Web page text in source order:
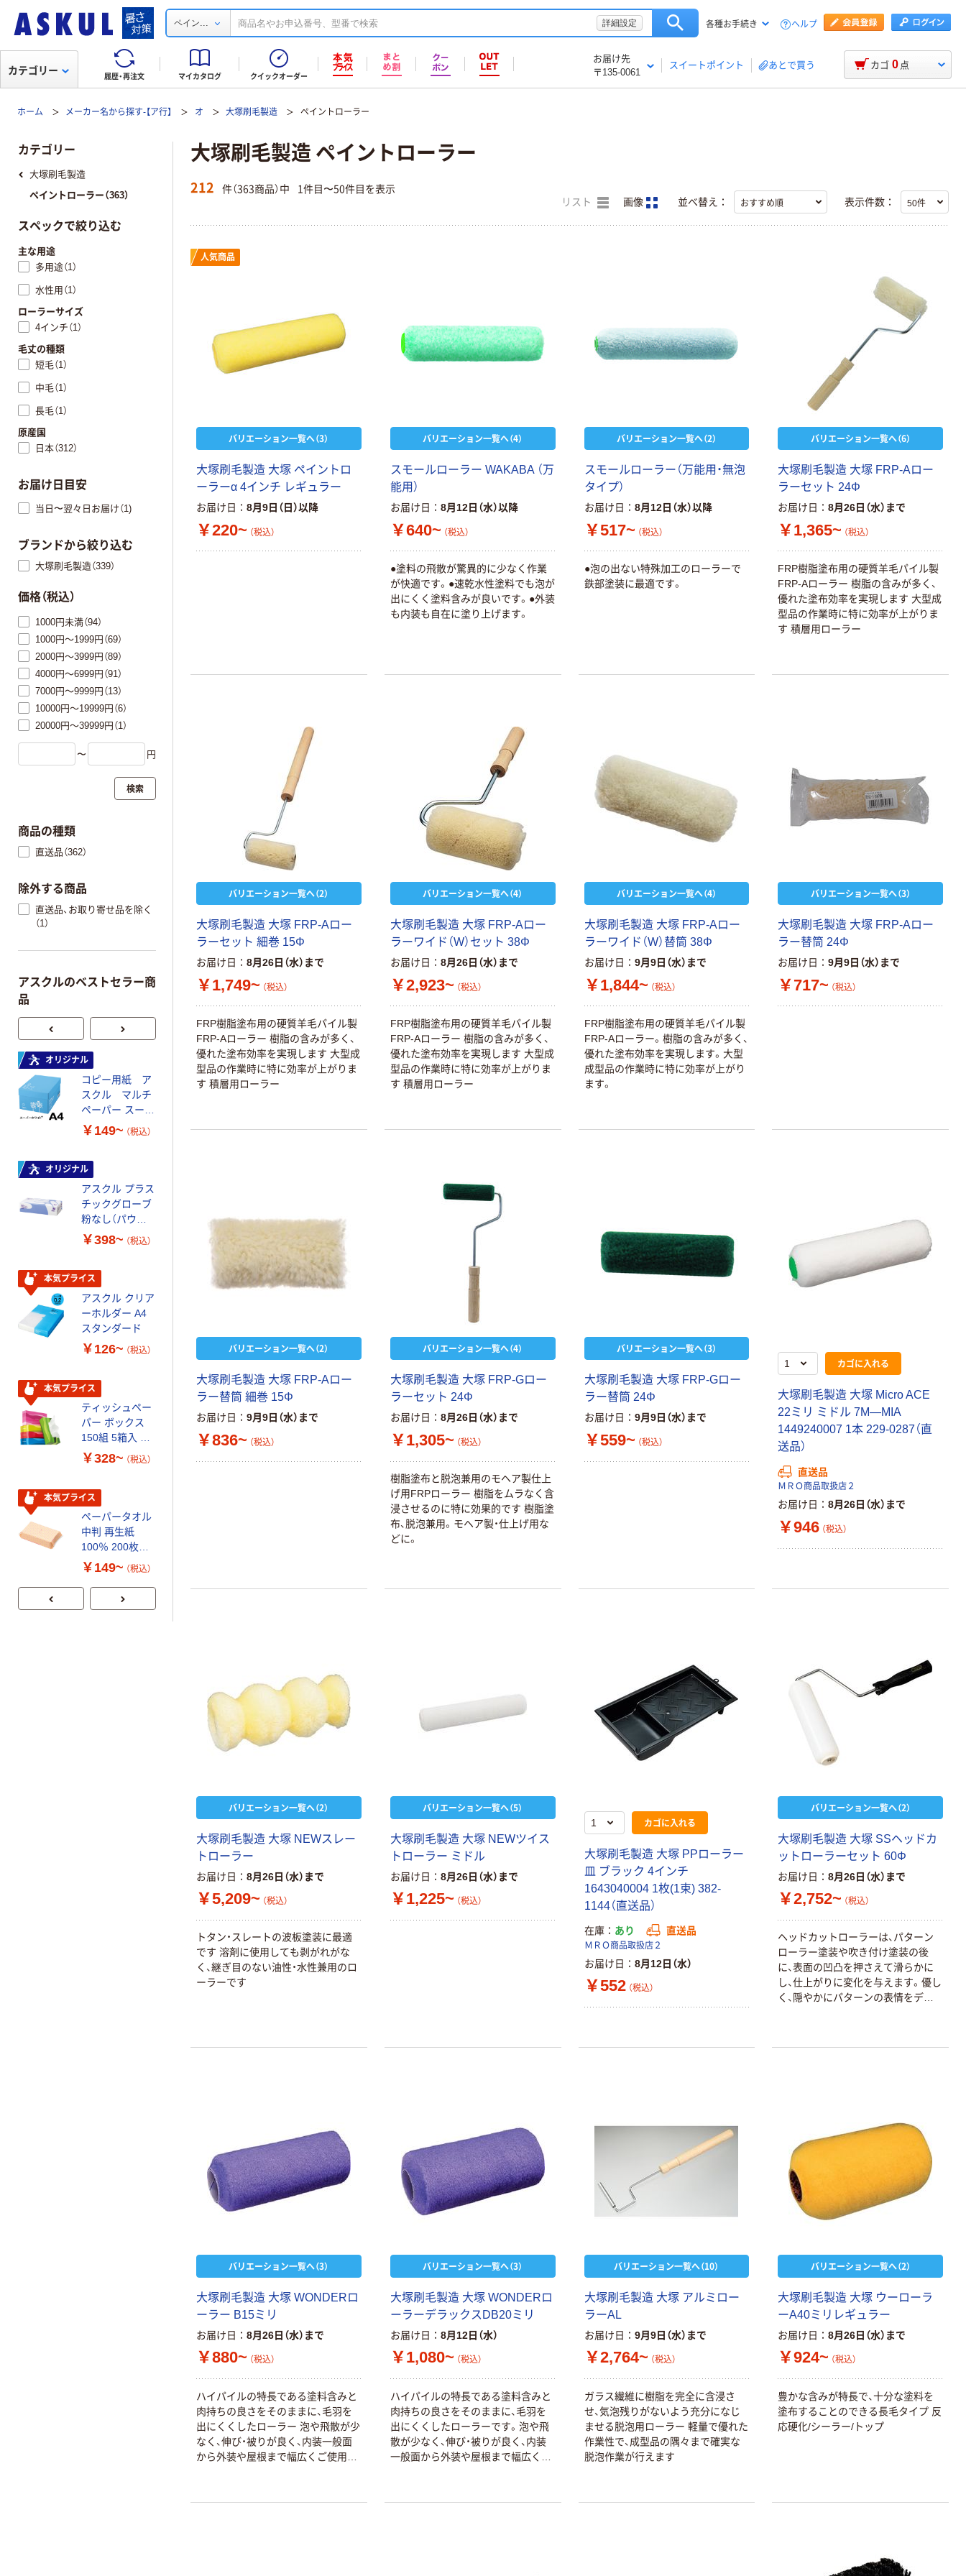
ペイン... 詳細設定 各種お手続き ヘルプ
履歴・再注文 マイカタログ クイックオーダー
お届け先
〒135-0061
スイートポイント あとで買う
カテゴリー カゴ 0 点
ホーム メーカー名から探す-【ア行】 オ 大塚刷毛製造 ペイントローラー
大塚刷毛製造 ペイントローラー
212 件（363商品）中 1件目〜50件目を表示
リスト 画像 並べ替え： 表示件数：
人気商品
バリエーション一覧へ（3）
大塚刷毛製造 大塚 ペイントロ
ーラーα 4インチ レギュラー
お届け日 8月9日（日）以降
￥220~ （税込）
バリエーション一覧へ（4）
スモールローラー WAKABA （万
能用）
お届け日 8月12日（水）以降
￥640~ （税込）
●塗料の飛散が驚異的に少なく作業
が快適です。●速乾水性塗料でも泡が
出にくく塗料含みが良いです。●外装
も内装も自在に塗り上げます。
バリエーション一覧へ（2）
スモールローラー（万能用・無泡
タイプ）
お届け日 8月12日（水）以降
￥517~ （税込）
●泡の出ない特殊加工のローラーで
鉄部塗装に最適です。
バリエーション一覧へ（6）
大塚刷毛製造 大塚 FRP-Aロー
ラーセット 24Φ
お届け日 8月26日（水）まで
￥1,365~ （税込）
FRP樹脂塗布用の硬質羊毛パイル製
FRP-Aローラー 樹脂の含みが多く、
優れた塗布効率を実現します 大型成
型品の作業時に特に効率が上がりま
す 積層用ローラー
バリエーション一覧へ（2）
大塚刷毛製造 大塚 FRP-Aロー
ラーセット 細巻 15Φ
お届け日 8月26日（水）まで
￥1,749~ （税込）
FRP樹脂塗布用の硬質羊毛パイル製
FRP-Aローラー 樹脂の含みが多く、
優れた塗布効率を実現します 大型成
型品の作業時に特に効率が上がりま
す 積層用ローラー
バリエーション一覧へ（4）
大塚刷毛製造 大塚 FRP-Aロー
ラーワイド（W）セット 38Φ
お届け日 8月26日（水）まで
￥2,923~ （税込）
FRP樹脂塗布用の硬質羊毛パイル製
FRP-Aローラー 樹脂の含みが多く、
優れた塗布効率を実現します 大型成
型品の作業時に特に効率が上がりま
す 積層用ローラー
バリエーション一覧へ（4）
大塚刷毛製造 大塚 FRP-Aロー
ラーワイド（W）替筒 38Φ
お届け日 9月9日（水）まで
￥1,844~ （税込）
FRP樹脂塗布用の硬質羊毛パイル製
FRP-Aローラー。樹脂の含みが多く、
優れた塗布効率を実現します。大型
成型品の作業時に特に効率が上がり
ます。
バリエーション一覧へ（3）
大塚刷毛製造 大塚 FRP-Aロー
ラー替筒 24Φ
お届け日 9月9日（水）まで
￥717~ （税込）
バリエーション一覧へ（2）
大塚刷毛製造 大塚 FRP-Aロー
ラー替筒 細巻 15Φ
お届け日 9月9日（水）まで
￥836~ （税込）
バリエーション一覧へ（4）
大塚刷毛製造 大塚 FRP-Gロー
ラーセット 24Φ
お届け日 8月26日（水）まで
￥1,305~ （税込）
樹脂塗布と脱泡兼用のモヘア製仕上
げ用FRPローラー 樹脂をムラなく含
浸させるのに特に効果的です 樹脂塗
布、脱泡兼用。モヘア製・仕上げ用な
どに。
バリエーション一覧へ（3）
大塚刷毛製造 大塚 FRP-Gロー
ラー替筒 24Φ
お届け日 9月9日（水）まで
￥559~ （税込）
カゴに入れる
大塚刷毛製造 大塚 Micro ACE
22ミリ ミドル 7M―MIA
1449240007 1本 229-0287（直
送品）
直送品
ＭＲＯ商品取扱店２
お届け日 8月26日（水）まで
￥946 （税込）
バリエーション一覧へ（2）
大塚刷毛製造 大塚 NEWスレー
トローラー
お届け日 8月26日（水）まで
￥5,209~ （税込）
トタン・スレートの波板塗装に最適
です 溶剤に使用しても剥がれがな
く、継ぎ目のない油性・水性兼用のロ
ーラーです
バリエーション一覧へ（5）
大塚刷毛製造 大塚 NEWツイス
トローラー ミドル
お届け日 8月26日（水）まで
￥1,225~ （税込）
カゴに入れる
大塚刷毛製造 大塚 PPローラー
皿 ブラック 4インチ
1643040004 1枚(1束) 382-
1144（直送品）
在庫 あり 直送品
ＭＲＯ商品取扱店２
お届け日 8月12日（水）
￥552 （税込）
バリエーション一覧へ（2）
大塚刷毛製造 大塚 SSヘッドカ
ットローラーセット 60Φ
お届け日 8月26日（水）まで
￥2,752~ （税込）
ヘッドカットローラーは、パターン
ローラー塗装や吹き付け塗装の後
に、表面の凹凸を押さえて滑らかに
し、仕上がりに変化を与えます。優し
く、隠やかにパターンの表情をデリ
バリエーション一覧へ（3）
大塚刷毛製造 大塚 WONDERロ
ーラー B15ミリ
お届け日 8月26日（水）まで
￥880~ （税込）
ハイパイルの特長である塗料含みと
肉持ちの良さをそのままに、毛羽を
出にくくしたローラー 泡や飛散が少
なく、伸び・被りが良く、内装一般面
から外装や屋根まで幅広くご使用い
食/床
バリエーション一覧へ（3）
大塚刷毛製造 大塚 WONDERロ
ーラーデラックスDB20ミリ
お届け日 8月12日（水）
￥1,080~ （税込）
ハイパイルの特長である塗料含みと
肉持ちの良さをそのままに、毛羽を
出にくくしたローラーです。泡や飛
散が少なく、伸び・被りが良く、内装
一般面から外装や屋根まで幅広くご
め/重防食/床
バリエーション一覧へ（10）
大塚刷毛製造 大塚 アルミロー
ラーAL
お届け日 9月9日（水）まで
￥2,764~ （税込）
ガラス繊維に樹脂を完全に含浸さ
せ、気泡残りがないよう充分になじ
ませる脱泡用ローラー 軽量で優れた
作業性で、成型品の隅々まで確実な
脱泡作業が行えます
バリエーション一覧へ（2）
大塚刷毛製造 大塚 ウーローラ
ーA40ミリレギュラー
お届け日 8月26日（水）まで
￥924~ （税込）
豊かな含みが特長で、十分な塗料を
塗布することのできる長毛タイプ 反
応硬化/シーラー/トップ
カテゴリー
大塚刷毛製造
ペイントローラー（363）
スペックで絞り込む
主な用途
多用途（1）
水性用（1）
ローラーサイズ
4インチ（1）
毛丈の種類
短毛（1）
中毛（1）
長毛（1）
原産国
日本（312）
お届け日目安
当日〜翌々日お届け（1)
ブランドから絞り込む
大塚刷毛製造（339）
価格（税込）
1000円未満（94）
1000円～1999円（69）
2000円～3999円（89）
4000円～6999円（91）
7000円～9999円（13）
10000円～19999円（6）
20000円～39999円（1）
〜 円
検索
商品の種類
直送品（362）
除外する商品
直送品、お取り寄せ品を除く
（1）
アスクルのベストセラー商
品
オリジナル
コピー用紙 ア
スクル マルチ
ペーパー スーパ
ーホワイト+
￥149~ （税込）
オリジナル
アスクル プラス
チックグローブ
粉なし（パウダ
ーフリー）
￥398~ （税込）
本気プライス
アスクル クリア
ーホルダー A4
スタンダード
￥126~ （税込）
本気プライス
ティッシュペー
パー ボックス
150組 5箱入 ア
スクル スマート
証
￥328~ （税込）
本気プライス
ペーパータオル
中判 再生紙
100％ 200枚
FSC認証 シング
企画 オリジナル
￥149~ （税込）
オリジナル
コピー用紙 マ
￥149~ （税込）
ｍ 再生紙
リサイクル100
芯あり FSC認
証
￥460~ （税込）
本気プライス
￥458~ （税込）
本気プライス
パー シングル
120ｍ 再生紙
￥470~ （税込）
本気プライス
蛍光オプテック
￥52~ （税込）
嬬恋銘水 ナチュ
ラルミネラルウ
指定医薬部外品
￥140~ （税込）
サントリー 天然
水 ミネラルウォ
ーター ペットボ
トル
￥686~ （税込）
本気プライス
ファーストレイ
ト ホワイト紙コ
オリジナル
【アスクル限定】
￥698~ （税込）
FSC認証紙 アス
クルオリジナル
（税込）
アスクル オリジ
ナルティッシュ
PEFC認証
（税込）
ファーストレイ
ト ニトリルグ
ウダーフリー）
￥698~ （税込）
オリジナル
アスクル 検査用
本気プライス
￥330~ （税込）
0.22mm 布テー
プ
￥145~
￥149~ （税込）
粉なし（パウダ
ーフリー）
本気プライス
￥126~
本気プライス
ティッシュペー
パー ボックス
150組 5箱入 ア
証
本気プライス
100％ 200枚
企画 オリジナル